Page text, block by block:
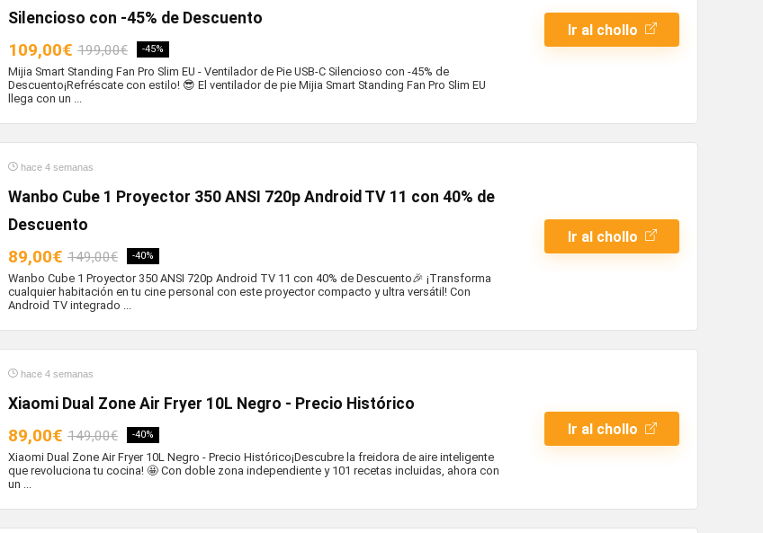
Silencioso con -45% de Descuento
109,00€ 199,00€ -45%
Mijia Smart Standing Fan Pro Slim EU - Ventilador de Pie USB-C Silencioso con -45% de
Descuento¡Refréscate con estilo! 😎 El ventilador de pie Mijia Smart Standing Fan Pro Slim EU
llega con un ...
Ir al chollo
hace 4 semanas
Wanbo Cube 1 Proyector 350 ANSI 720p Android TV 11 con 40% de
Descuento
89,00€ 149,00€ -40%
Wanbo Cube 1 Proyector 350 ANSI 720p Android TV 11 con 40% de Descuento🎉 ¡Transforma
cualquier habitación en tu cine personal con este proyector compacto y ultra versátil! Con
Android TV integrado ...
Ir al chollo
hace 4 semanas
Xiaomi Dual Zone Air Fryer 10L Negro - Precio Histórico
89,00€ 149,00€ -40%
Xiaomi Dual Zone Air Fryer 10L Negro - Precio Histórico¡Descubre la freidora de aire inteligente
que revoluciona tu cocina! 🤩 Con doble zona independiente y 101 recetas incluidas, ahora con
un ...
Ir al chollo